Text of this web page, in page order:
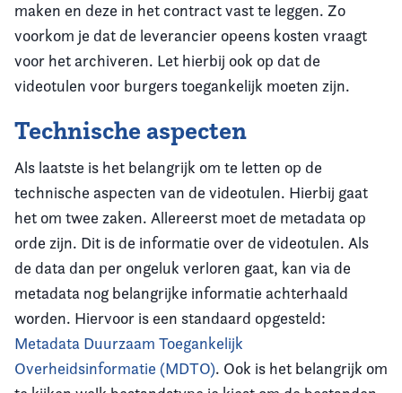
maken en deze in het contract vast te leggen. Zo
voorkom je dat de leverancier opeens kosten vraagt
voor het archiveren. Let hierbij ook op dat de
videotulen voor burgers toegankelijk moeten zijn.
Technische aspecten
Als laatste is het belangrijk om te letten op de
technische aspecten van de videotulen. Hierbij gaat
het om twee zaken. Allereerst moet de metadata op
orde zijn. Dit is de informatie over de videotulen. Als
de data dan per ongeluk verloren gaat, kan via de
metadata nog belangrijke informatie achterhaald
worden. Hiervoor is een standaard opgesteld:
Metadata Duurzaam Toegankelijk
Overheidsinformatie (MDTO). Ook is het belangrijk om